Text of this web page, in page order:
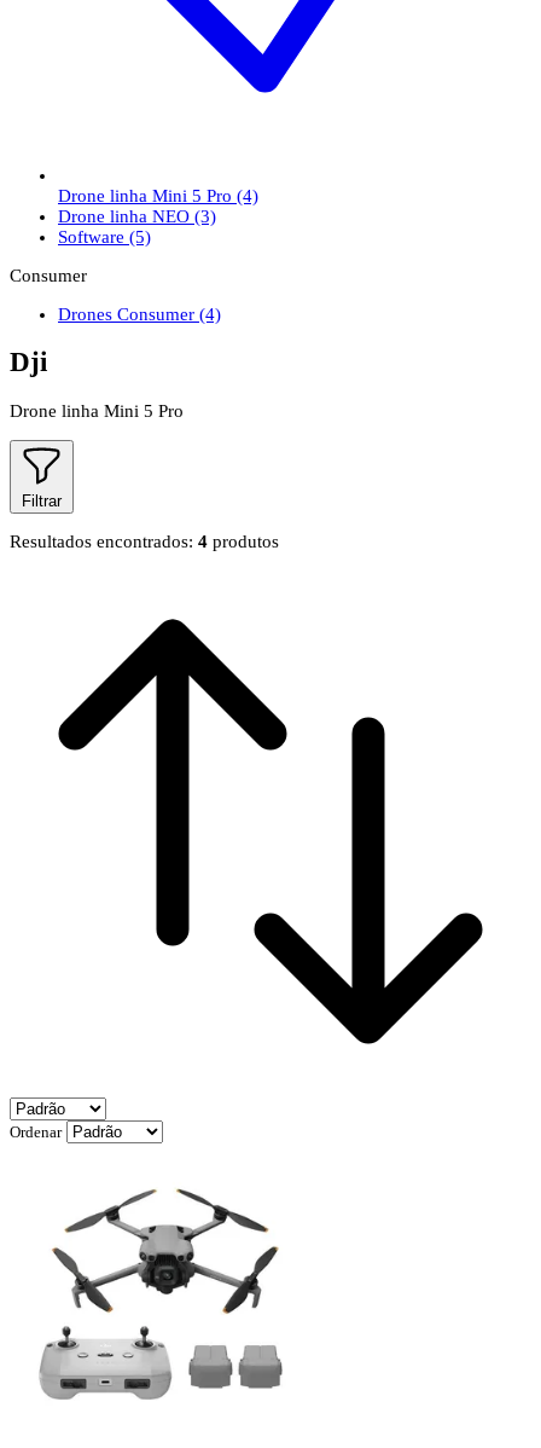
Drone linha Mini 5 Pro (4)
Drone linha NEO (3)
Software (5)
Consumer
Drones Consumer (4)
Dji
Drone linha Mini 5 Pro
Filtrar
Resultados encontrados: 4 produtos
Ordenar